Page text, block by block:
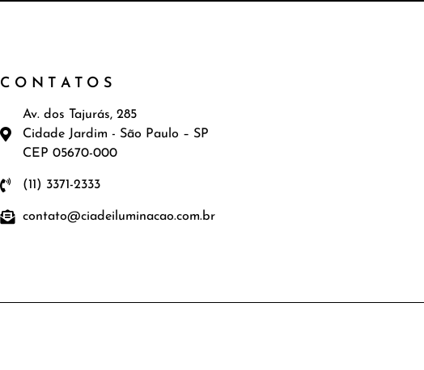
CONTATOS
Av. dos Tajurás, 285
Cidade Jardim - São Paulo – SP
CEP 05670-000
(11) 3371-2333
contato@ciadeiluminacao.com.br